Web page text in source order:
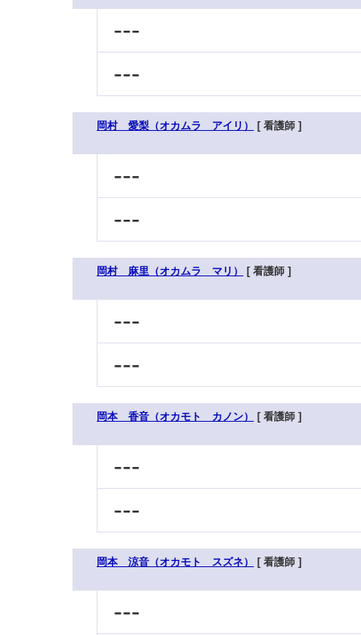
---
---
岡村 愛梨（オカムラ アイリ） [ 看護師 ]
---
---
岡村 麻里（オカムラ マリ） [ 看護師 ]
---
---
岡本 香音（オカモト カノン） [ 看護師 ]
---
---
岡本 涼音（オカモト スズネ） [ 看護師 ]
---